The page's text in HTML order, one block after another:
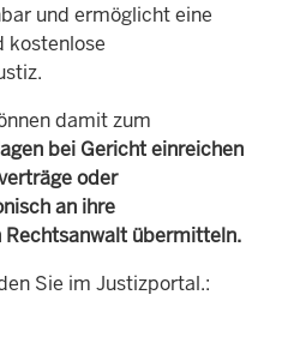
und ermöglicht eine
kostenlose
damit zum
bei Gericht einreichen
oder
an ihre
übermitteln.
Sie im Justizportal.: